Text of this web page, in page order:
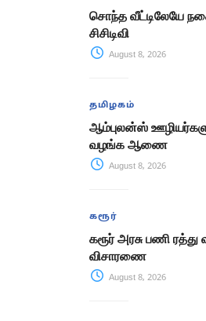
சொந்த வீட்டிலேயே
சிசிடிவி
August 8, 2026
தமிழகம்
ஆம்புலன்ஸ்
வழங்க ஆணை
August 8, 2026
கரூர்
கரூர் அரசு பணி
விசாரணை
August 8, 2026